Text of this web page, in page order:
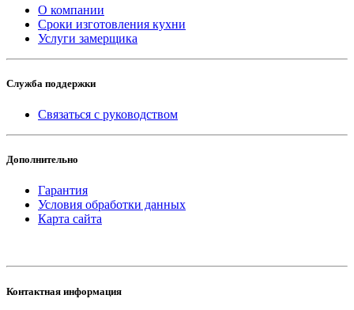
О компании
Сроки изготовления кухни
Услуги замерщика
Служба поддержки
Связаться с руководством
Дополнительно
Гарантия
Условия обработки данных
Карта сайта
Контактная информация